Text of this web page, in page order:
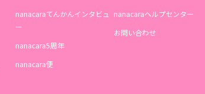
nanacaraてんかんインタビュ
ー
nanacara5周年
nanacara便
nanacaraヘルプセンター
お問い合わせ